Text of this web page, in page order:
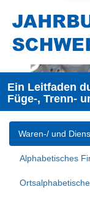
Ein Leitfaden
Füge-, Trenn-
Waren-/ und
Alphabetisches